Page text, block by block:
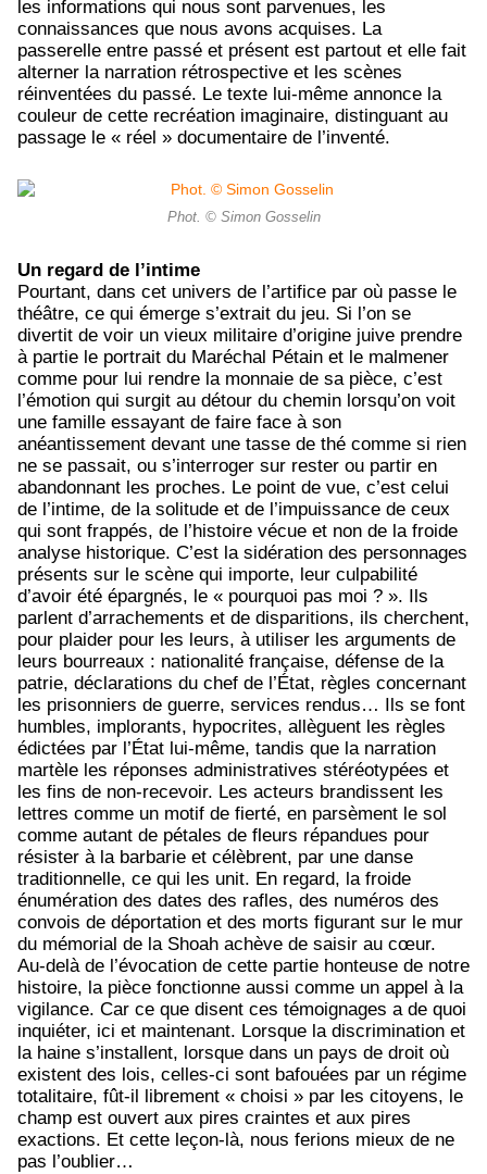
les informations qui nous sont parvenues, les
connaissances que nous avons acquises. La
passerelle entre passé et présent est partout et elle fait
alterner la narration rétrospective et les scènes
réinventées du passé. Le texte lui-même annonce la
couleur de cette recréation imaginaire, distinguant au
passage le « réel » documentaire de l’inventé.
Phot. © Simon Gosselin
Un regard de l’intime
Pourtant, dans cet univers de l’artifice par où passe le
théâtre, ce qui émerge s’extrait du jeu. Si l’on se
divertit de voir un vieux militaire d’origine juive prendre
à partie le portrait du Maréchal Pétain et le malmener
comme pour lui rendre la monnaie de sa pièce, c’est
l’émotion qui surgit au détour du chemin lorsqu’on voit
une famille essayant de faire face à son
anéantissement devant une tasse de thé comme si rien
ne se passait, ou s’interroger sur rester ou partir en
abandonnant les proches. Le point de vue, c’est celui
de l’intime, de la solitude et de l’impuissance de ceux
qui sont frappés, de l’histoire vécue et non de la froide
analyse historique. C’est la sidération des personnages
présents sur le scène qui importe, leur culpabilité
d’avoir été épargnés, le « pourquoi pas moi ? ». Ils
parlent d’arrachements et de disparitions, ils cherchent,
pour plaider pour les leurs, à utiliser les arguments de
leurs bourreaux : nationalité française, défense de la
patrie, déclarations du chef de l’État, règles concernant
les prisonniers de guerre, services rendus… Ils se font
humbles, implorants, hypocrites, allèguent les règles
édictées par l’État lui-même, tandis que la narration
martèle les réponses administratives stéréotypées et
les fins de non-recevoir. Les acteurs brandissent les
lettres comme un motif de fierté, en parsèment le sol
comme autant de pétales de fleurs répandues pour
résister à la barbarie et célèbrent, par une danse
traditionnelle, ce qui les unit. En regard, la froide
énumération des dates des rafles, des numéros des
convois de déportation et des morts figurant sur le mur
du mémorial de la Shoah achève de saisir au cœur.
Au-delà de l’évocation de cette partie honteuse de notre
histoire, la pièce fonctionne aussi comme un appel à la
vigilance. Car ce que disent ces témoignages a de quoi
inquiéter, ici et maintenant. Lorsque la discrimination et
la haine s’installent, lorsque dans un pays de droit où
existent des lois, celles-ci sont bafouées par un régime
totalitaire, fût-il librement « choisi » par les citoyens, le
champ est ouvert aux pires craintes et aux pires
exactions. Et cette leçon-là, nous ferions mieux de ne
pas l’oublier…